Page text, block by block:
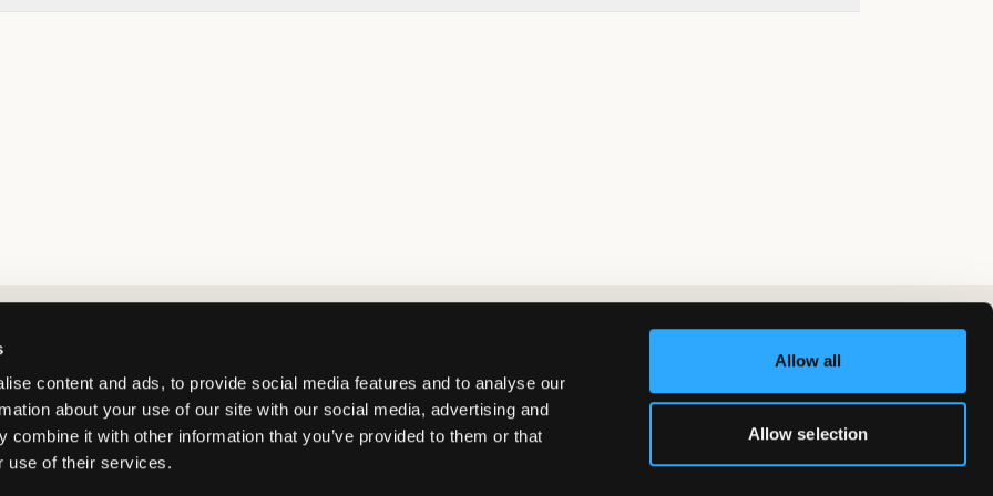
content and ads, to provide social media features and to analyse our
about your use of our site with our social media, advertising and
combine it with other information that you’ve provided to them or that
use of their services.
Allow all
Allow selection